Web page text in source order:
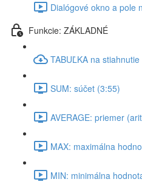
Dialógové okno a pole
Funkcie: ZÁKLADNÉ
TABUĽKA na stiahnutie
SUM: súčet (3:55)
AVERAGE: priemer
MAX: maximálna
MIN: minimálna